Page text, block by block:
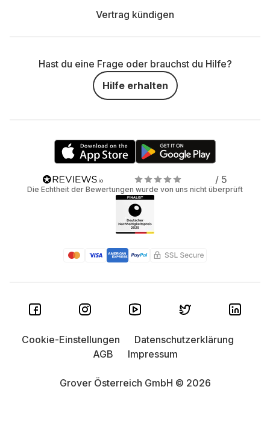
Vertrag kündigen
Hast du eine Frage oder brauchst du Hilfe?
Hilfe erhalten
/ 5
Die Echtheit der Bewertungen wurde von uns nicht überprüft
Grover Österreich GmbH © 2026
Cookie-Einstellungen
Datenschutzerklärung
AGB
Impressum